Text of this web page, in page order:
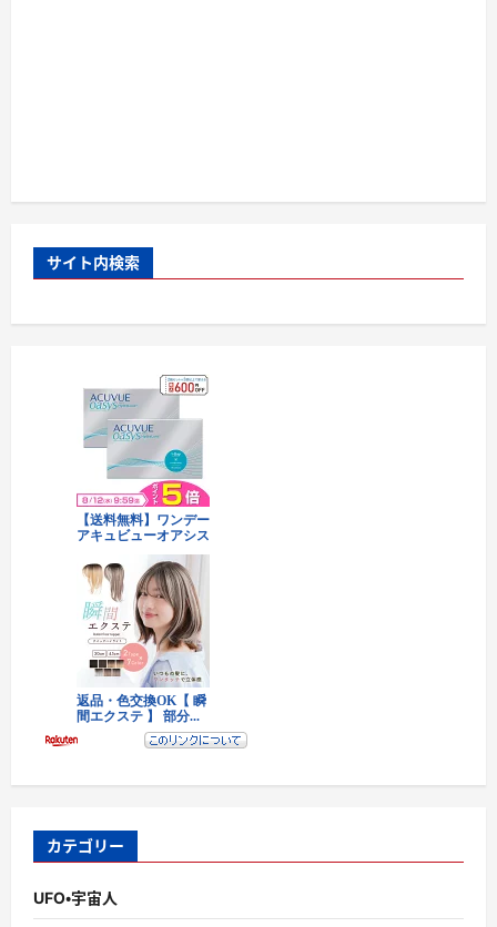
サイト内検索
カテゴリー
UFO・宇宙人